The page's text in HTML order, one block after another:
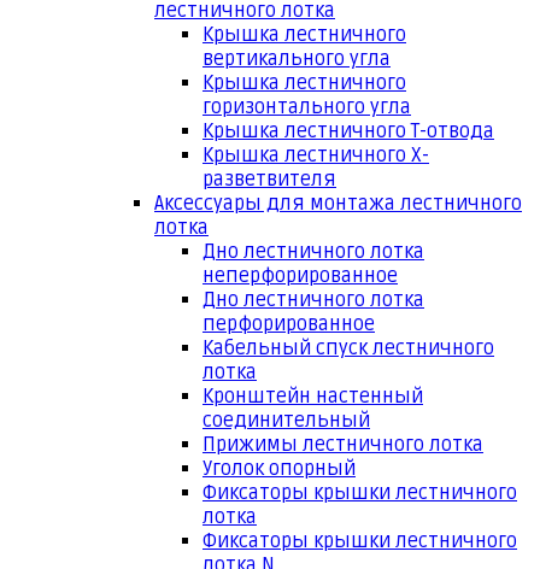
лестничного лотка
Крышка лестничного
вертикального угла
Крышка лестничного
горизонтального угла
Крышка лестничного Т-отвода
Крышка лестничного Х-
разветвителя
Аксессуары для монтажа лестничного
лотка
Дно лестничного лотка
неперфорированное
Дно лестничного лотка
перфорированное
Кабельный спуск лестничного
лотка
Кронштейн настенный
соединительный
Прижимы лестничного лотка
Уголок опорный
Фиксаторы крышки лестничного
лотка
Фиксаторы крышки лестничного